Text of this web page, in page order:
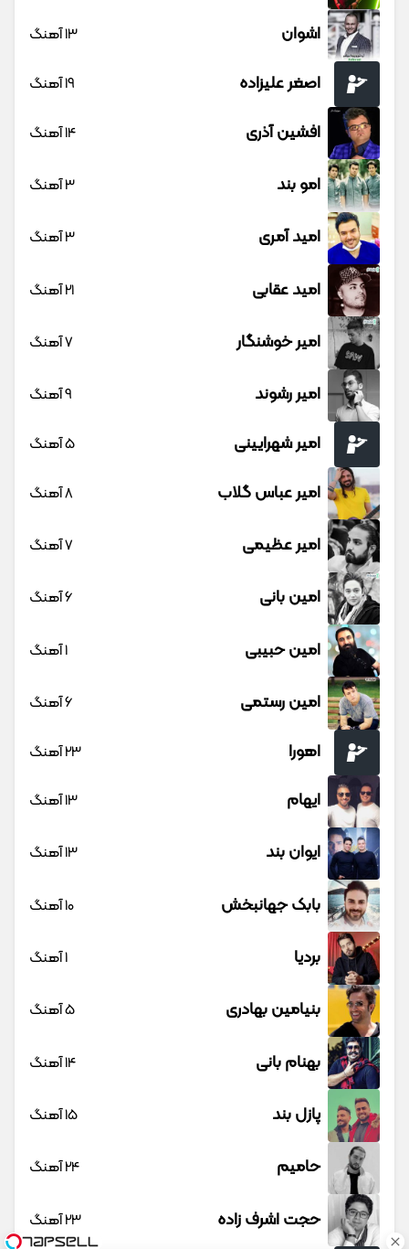
اشوان 13 آهنگ
اصغر علیزاده 19 آهنگ
افشین آذری 14 آهنگ
امو بند 3 آهنگ
امید آمری 3 آهنگ
امید عقابی 21 آهنگ
امیر خوشنگار 7 آهنگ
امیر رشوند 9 آهنگ
امیر شهرایینی 5 آهنگ
امیر عباس گلاب 8 آهنگ
امیر عظیمی 7 آهنگ
امین بانی 6 آهنگ
امین حبیبی 1 آهنگ
امین رستمی 6 آهنگ
اهورا 23 آهنگ
ایهام 13 آهنگ
ایوان بند 13 آهنگ
بابک جهانبخش 10 آهنگ
بردیا 1 آهنگ
بنیامین بهادری 5 آهنگ
بهنام بانی 14 آهنگ
پازل بند 15 آهنگ
حامیم 24 آهنگ
حجت اشرف زاده 23 آهنگ